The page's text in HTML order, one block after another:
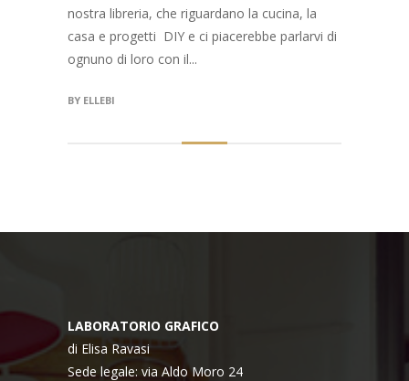
nostra libreria, che riguardano la cucina, la
casa e progetti DIY e ci piacerebbe parlarvi di
ognuno di loro con il...
BY ELLEBI
LABORATORIO GRAFICO
di Elisa Ravasi
Sede legale: via Aldo Moro 24